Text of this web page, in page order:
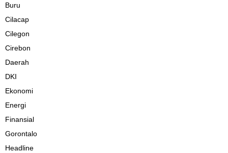
Buru
Cilacap
Cilegon
Cirebon
Daerah
DKI
Ekonomi
Energi
Finansial
Gorontalo
Headline